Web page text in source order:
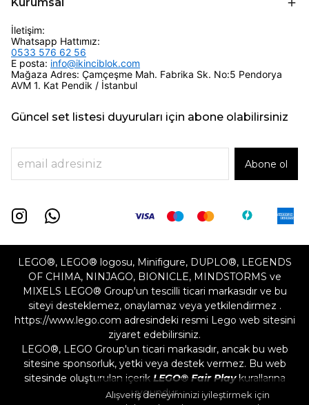
Alışveriş deneyiminizi iyileştirmek için
İletişim:
Whatsapp Hattımız:
0533 576 62 56
E posta: info@ikinciblok.com
Mağaza Adres: Çamçeşme Mah. Fabrika Sk. No:5 Pendorya
AVM 1. Kat Pendik / İstanbul
Güncel set listesi duyuruları için abone olabilirsiniz
Abone ol
LEGO®, LEGO® logosu, Minifigure, DUPLO®, LEGENDS
OF CHIMA, NINJAGO, BIONICLE, MINDSTORMS ve
MIXELS LEGO® Group'un tescilli ticari markasıdır ve bu
siteyi desteklemez, onaylamaz veya yetkilendirmez .
https://www.lego.com adresindeki resmi Lego web sitesini
ziyaret edebilirsiniz.
LEGO®, LEGO Group'un ticari markasıdır, ancak bu web
sitesine sponsorluk, yetki veya destek vermez. Bu web
sitesinde oluşturulan içerik LEGO® Fair Playkurallarına
uygundur